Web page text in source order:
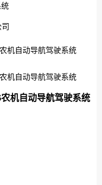
统
司
农机自动导航驾驶系统